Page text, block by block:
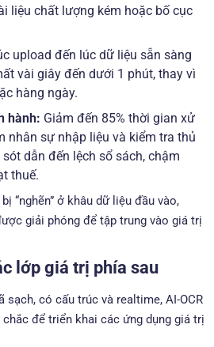
liệu chất lượng kém hoặc bố cục
upload đến lúc dữ liệu sẵn sàng
vài giây đến dưới 1 phút, thay vì
hàng ngày.
hành: Giảm đến 85% thời gian xử
nhân sự nhập liệu và kiểm tra thủ
dẫn đến lệch sổ sách, chậm
thuế.
“nghẽn” ở khâu dữ liệu đầu vào,
giải phóng để tập trung vào giá trị
lớp giá trị phía sau
có cấu trúc và realtime, AI-OCR
để triển khai các ứng dụng giá trị